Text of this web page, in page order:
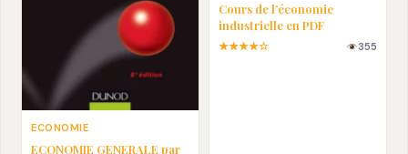
ECONOMIE
ECONOMIE GENERALE par
Cours de l’économie
industrielle en PDF
★★★★☆ 355